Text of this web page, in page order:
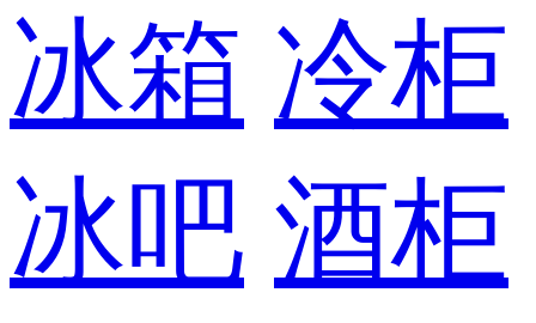
冰箱 冷柜
冰吧 酒柜